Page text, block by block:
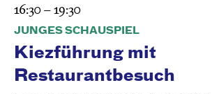
16:30 – 19:30
JUNGES SCHAUSPIEL
Kiezführung mit
Restaurantbesuch